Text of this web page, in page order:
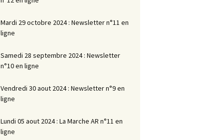
Mardi 29 octobre 2024 : Newsletter n°11 en
ligne
Samedi 28 septembre 2024 : Newsletter
n°10 en ligne
Vendredi 30 aout 2024 : Newsletter n°9 en
ligne
Lundi 05 aout 2024 : La Marche AR n°11 en
ligne